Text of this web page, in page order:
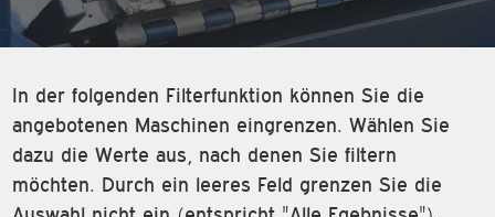
In der folgenden Filterfunktion können Sie die
angebotenen Maschinen eingrenzen. Wählen Sie
dazu die Werte aus, nach denen Sie filtern
möchten. Durch ein leeres Feld grenzen Sie die